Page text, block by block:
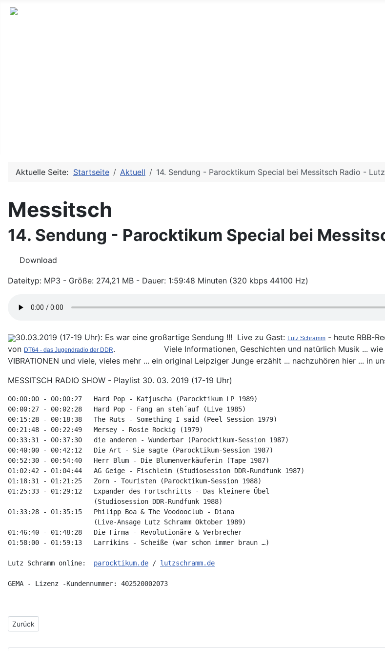
Aktuelle Seite: Startseite Aktuell 14. Sendung - Parocktikum Special bei Messitsch Radio -
Messitsch
14. Sendung - Parocktikum Special bei
Download
Dateityp: MP3 - Größe: 274,21 MB - Dauer: 1:59:48 Minuten (320 kbps 44100 Hz)
30.03.2019 (17-19 Uhr): Es war eine großartige Sendung !!! Live zu Gast: Lutz Schramm - heute RBB-
von DT64 - das Jugendradio der DDR. Viele Informationen, Geschichten und natürlich Musik ... wie
VIBRATIONEN und viele, vieles mehr ... ein original Leipziger Junge erzählt ... nachzuhören hier ... in
MESSITSCH RADIO SHOW - Playlist 30. 03. 2019 (17-19 Uhr)
00:00:00 - 00:00:27
Hard Pop - Katjuscha (Parocktikum LP 1989)
00:00:27 - 00:02:28
Hard Pop - Fang an steh´auf (Live 1985)
00:15:28 - 00:18:38
The Ruts - Something I said (Peel Session 1979)
00:21:48 - 00:22:49
Mersey - Rosie Rockig (1979)
00:33:31 - 00:37:30
die anderen - Wunderbar (Parocktikum-Session 1987)
00:40:00 - 00:42:12
Die Art - Sie sagte (Parocktikum-Session 1987)
00:52:30 - 00:54:40   Herr Blum - Die Blumenverkäuferin (Tape 1987)
01:02:42 - 01:04:44   AG Geige - Fischleim (Studiosession DDR-Rundfunk 1987)
01:18:31 - 01:21:25   Zorn - Touristen (Parocktikum-Session 1988)
01:25:33 - 01:29:12
Expander des Fortschritts - Das kleinere Übel
                      (Studiosession DDR-Rundfunk 1988)
01:33:28 - 01:35:15   Philipp Boa & The Voodooclub - Diana
                      (Live-Ansage Lutz Schramm Oktober 1989)
01:46:40 - 01:48:28
Die Firma - Revolutionäre & Verbrecher
01:58:00 - 01:59:13 Larrikins - Scheiße (war schon immer braun …)
Lutz Schramm online: parocktikum.de / lutzschramm.de
GEMA - Lizenz -Kundennummer: 402520002073
Vorheriger Beitrag: 15. Sendung - BOBO
Zurück